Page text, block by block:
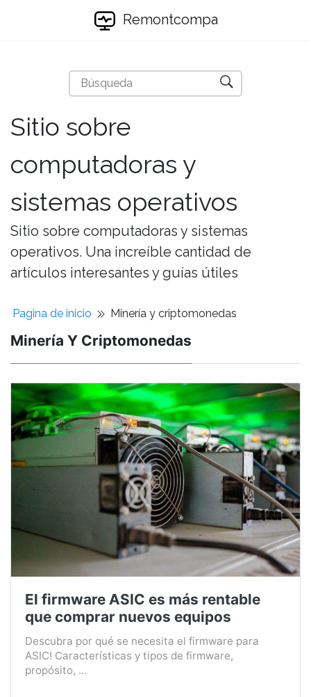
Remontcompa
Sitio sobre
computadoras y
sistemas operativos
Sitio sobre computadoras y sistemas
operativos. Una increíble cantidad de
artículos interesantes y guías útiles
Pagina de inicio Minería y criptomonedas
Minería Y Criptomonedas
El firmware ASIC es más rentable
que comprar nuevos equipos
Descubra por qué se necesita el firmware para
ASIC! Características y tipos de firmware,
propósito, ...